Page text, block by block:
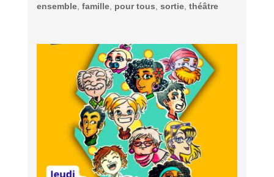
ensemble, famille, pour tous sortie, théâtre